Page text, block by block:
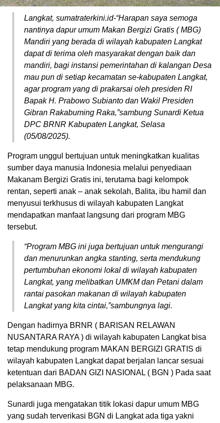
Langkat, sumatraterkini.id-“Harapan saya semoga
nantinya dapur umum Makan Bergizi Gratis ( MBG)
Mandiri yang berada di wilayah kabupaten Langkat
dapat di terima oleh masyarakat dengan baik dan
mandiri, bagi instansi pemerintahan di kalangan Desa
mau pun di setiap kecamatan se-kabupaten Langkat,
agar program yang di prakarsai oleh presiden RI
Bapak H. Prabowo Subianto dan Wakil Presiden
Gibran Rakabuming Raka,”sambung Sunardi Ketua
DPC BRNR Kabupaten Langkat, Selasa
(05/08/2025).
Program unggul bertujuan untuk meningkatkan kualitas
sumber daya manusia Indonesia melalui penyediaan
Makanam Bergizi Gratis ini, terutama bagi kelompok
rentan, seperti anak – anak sekolah, Balita, ibu hamil dan
menyusui terkhusus di wilayah kabupaten Langkat
mendapatkan manfaat langsung dari program MBG
tersebut.
“Program MBG ini juga bertujuan untuk mengurangi
dan menurunkan angka stanting, serta mendukung
pertumbuhan ekonomi lokal di wilayah kabupaten
Langkat, yang melibatkan UMKM dan Petani dalam
rantai pasokan makanan di wilayah kabupaten
Langkat yang kita cintai,”sambungnya lagi.
Dengan hadirnya BRNR ( BARISAN RELAWAN
NUSANTARA RAYA ) di wilayah kabupaten Langkat bisa
tetap mendukung program MAKAN BERGIZI GRATIS di
wilayah kabupaten Langkat dapat berjalan lancar sesuai
ketentuan dari BADAN GIZI NASIONAL ( BGN ) Pada saat
pelaksanaan MBG.
Sunardi juga mengatakan titik lokasi dapur umum MBG
yang sudah terverikasi BGN di Langkat ada tiga yakni